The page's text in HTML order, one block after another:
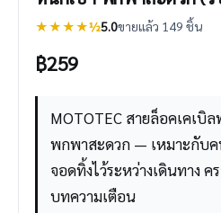
★★★★½5.0ขายแล้ว 149 ชิ้น
฿259
MOTOTEC สายล็อคเคเบิ
พกพาสะดวก — เหมาะกับ
จอดทิ้งไว้ระหว่างเดินทาง
บทความเตือน